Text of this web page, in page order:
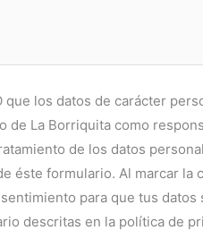
que los datos de carácter
de La Borriquita como
de los datos
éste formulario. Al marcar la
para que tus
descritas en la política de